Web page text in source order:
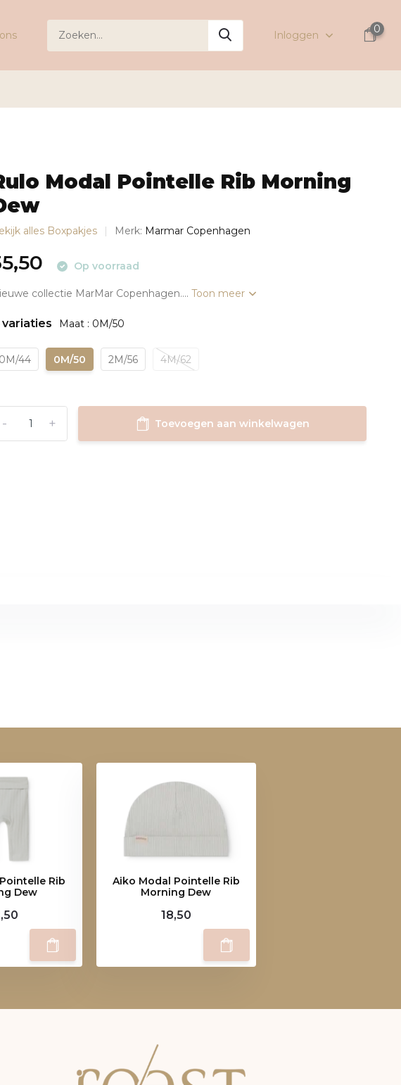
Inloggen
0
Modal Pointelle Rib Morning
alles Boxpakjes Merk: Marmar Copenhagen
Op voorraad
collectie MarMar Copenhagen....Toon meer
variaties Maat : 0M/50
0M/44 0M/50 2M/56 4M/62
+
- Toevoegen aan winkelwagen
Rib
Dew
Aiko Modal Pointelle Rib
Morning Dew
18,50